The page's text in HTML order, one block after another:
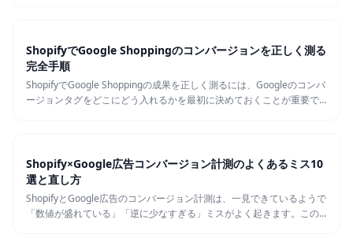
ShopifyでGoogle Shoppingのコンバージョンを正しく測る
完全手順
ShopifyでGoogle Shoppingの成果を正しく測るには、Googleのコンバ
ージョンタグをどこにどう入れるかを最初に決めておくことが重要で
Shopify×Google広告コンバージョン計測のよくあるミス10
選と直し方
ShopifyとGoogle広告のコンバージョン計測は、一見できているようで
「数値が盛れている」「逆に少なすぎる」ミスがよく起きます。この